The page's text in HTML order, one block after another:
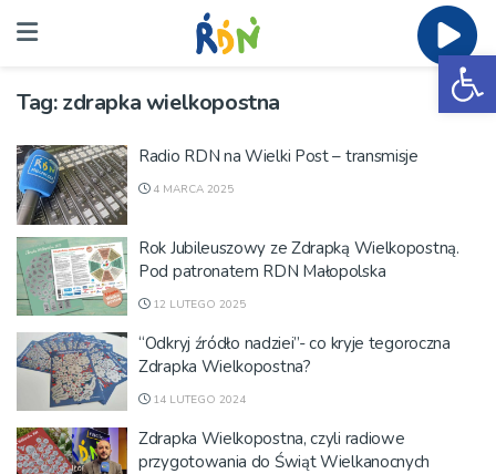
Tag:zdrapka wielkopostna
Radio RDN na Wielki Post – transmisje
4 MARCA 2025
Rok Jubileuszowy ze Zdrapką Wielkopostną.
Pod patronatem RDN Małopolska
12 LUTEGO 2025
“Odkryj źródło nadziei”- co kryje tegoroczna
Zdrapka Wielkopostna?
14 LUTEGO 2024
Zdrapka Wielkopostna, czyli radiowe
przygotowania do Świąt Wielkanocnych